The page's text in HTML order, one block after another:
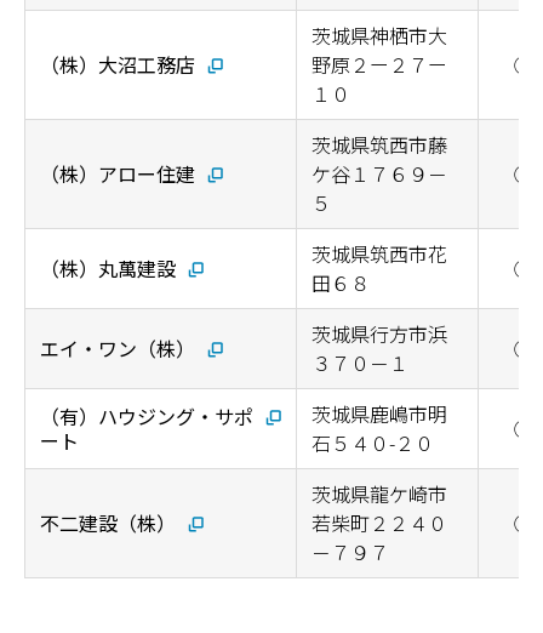
（株）大沼工務店
茨城県神栖市大
野原２ー２７ー
１０
◯
（株）アロー住建
茨城県筑西市藤
ケ谷１７６９－
５
◯
（株）丸萬建設
茨城県筑西市花
田６８
◯
エイ・ワン（株）
茨城県行方市浜
３７０－１
◯
（有）ハウジング・サポ
ート
茨城県鹿嶋市明
石５４０-２０
◯
不二建設（株）
茨城県龍ケ崎市
若柴町２２４０
－７９７
◯